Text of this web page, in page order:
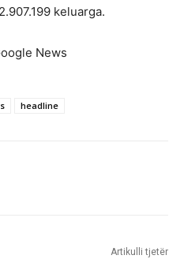
keluarga.
News
headline
Artikulli tjetër